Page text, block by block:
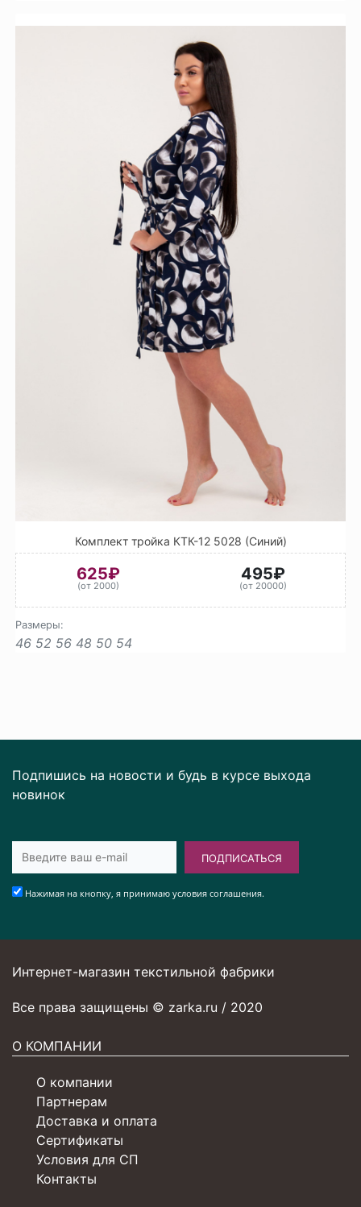
Комплект тройка КТК-12 5028 (Синий)
625₽
(от 2000)
495₽
(от 20000)
Размеры:
46 52 56 48 50 54
Подпишись на новости и будь в курсе выхода
новинок
ПОДПИСАТЬСЯ
Нажимая на кнопку, я принимаю условия соглашения.
Интернет-магазин текстильной фабрики
Все права защищены © zarka.ru / 2020
О КОМПАНИИ
О компании
Партнерам
Доставка и оплата
Сертификаты
Условия для СП
Контакты